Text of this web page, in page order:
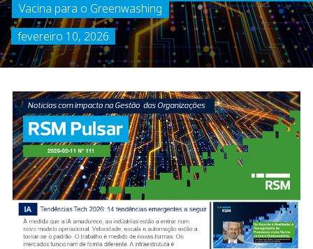
Vacina para o Greenwashing
fevereiro 10, 2026